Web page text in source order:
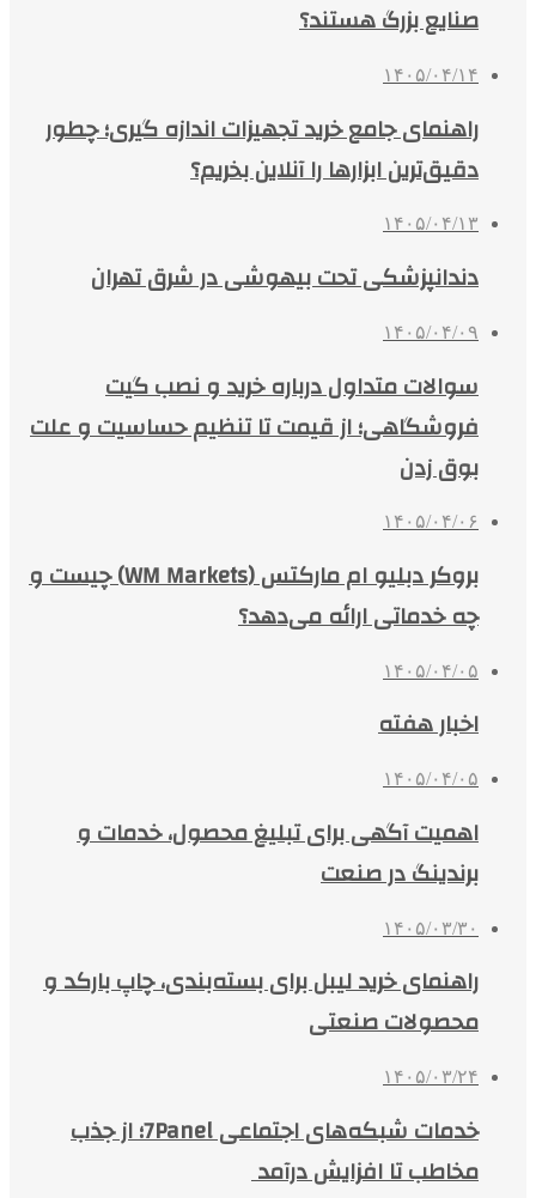
صنایع بزرگ هستند؟
۱۴۰۵/۰۴/۱۴
راهنمای جامع خرید تجهیزات اندازه گیری؛ چطور
دقیق‌ترین ابزارها را آنلاین بخریم؟
۱۴۰۵/۰۴/۱۳
دندانپزشکی تحت بیهوشی در شرق تهران
۱۴۰۵/۰۴/۰۹
سوالات متداول درباره خرید و نصب گیت
فروشگاهی؛ از قیمت تا تنظیم حساسیت و علت
بوق زدن
۱۴۰۵/۰۴/۰۶
بروکر دبلیو ام مارکتس (WM Markets) چیست و
چه خدماتی ارائه می‌دهد؟
۱۴۰۵/۰۴/۰۵
اخبار هفته
۱۴۰۵/۰۴/۰۵
اهمیت آگهی برای تبلیغ محصول، خدمات و
برندینگ در صنعت
۱۴۰۵/۰۳/۳۰
راهنمای خرید لیبل برای بسته‌بندی، چاپ بارکد و
محصولات صنعتی
۱۴۰۵/۰۳/۲۴
خدمات شبکه‌های اجتماعی 7Panel؛ از جذب
مخاطب تا افزایش درآمد